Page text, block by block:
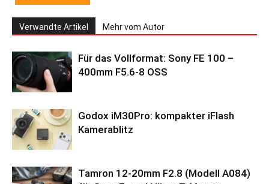
Verwandte Artikel Mehr vom Autor
Für das Vollformat: Sony FE 100 –
400mm F5.6-8 OSS
Godox iM30Pro: kompakter iFlash
Kamerablitz
Tamron 12-20mm F2.8 (Modell A084)